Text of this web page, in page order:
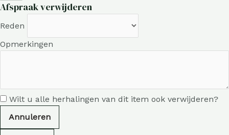
Afspraak verwijderen
Reden
Opmerkingen
Wilt u alle herhalingen van dit item ook verwijderen?
Annuleren